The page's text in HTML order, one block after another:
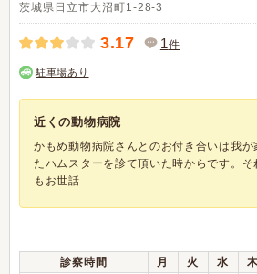
茨城県日立市大沼町1-28-3
3.17 1件
駐車場あり
近くの動物病院
かもめ動物病院さんとのお付き合いは我が
たハムスターを診て頂いた時からです。そ
もお世話...
診察時間 月 火 水 木